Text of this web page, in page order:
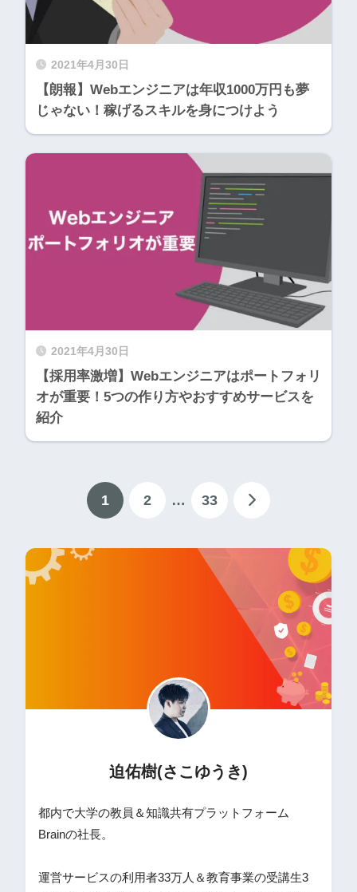
2021年4月30日
【朗報】Webエンジニアは年収1000万円も夢
じゃない！稼げるスキルを身につけよう
2021年4月30日
【採用率激増】Webエンジニアはポートフォリ
オが重要！5つの作り方やおすすめサービスを
紹介
1 2 … 33
迫佑樹(さこゆうき)
都内で大学の教員＆知識共有プラットフォーム
Brainの社長。
運営サービスの利用者33万人＆教育事業の受講生3